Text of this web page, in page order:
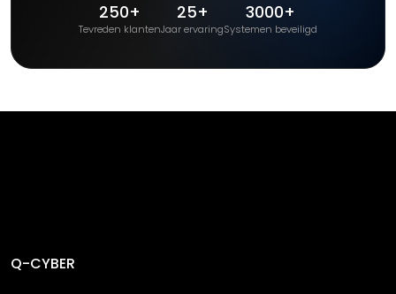
250+
Tevreden klanten
25+
Jaar ervaring
3000+
Systemen beveiligd
Q-CYBER